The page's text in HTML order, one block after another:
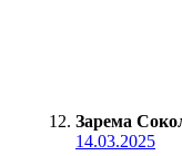
Зарема
14.03.2025